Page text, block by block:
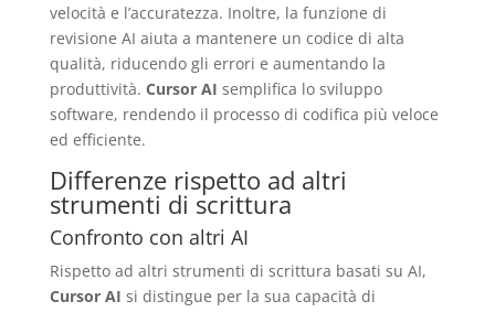
velocità e l’accuratezza. Inoltre, la funzione di
revisione AI aiuta a mantenere un codice di alta
qualità, riducendo gli errori e aumentando la
produttività. Cursor AI semplifica lo sviluppo
software, rendendo il processo di codifica più veloce
ed efficiente.
Differenze rispetto ad altri
strumenti di scrittura
Confronto con altri AI
Rispetto ad altri strumenti di scrittura basati su AI,
Cursor AI si distingue per la sua capacità di